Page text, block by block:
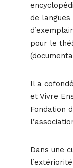
de
pour le
Il a
et Vivre
Fondation
Dans une